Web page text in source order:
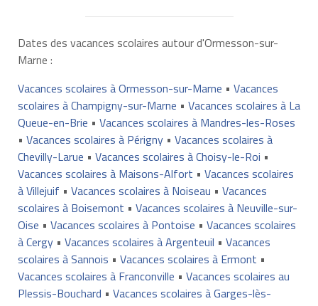
Dates des vacances scolaires autour d'Ormesson-sur-
Marne :
Vacances scolaires à Ormesson-sur-Marne • Vacances
scolaires à Champigny-sur-Marne • Vacances scolaires à La
Queue-en-Brie • Vacances scolaires à Mandres-les-Roses
• Vacances scolaires à Périgny• Vacances scolaires à
Chevilly-Larue • Vacances scolaires à Choisy-le-Roi •
Vacances scolaires à Maisons-Alfort • Vacances scolaires
à Villejuif • Vacances scolaires à Noiseau • Vacances
scolaires à Boisemont • Vacances scolaires à Neuville-sur-
Oise • Vacances scolaires à Pontoise • Vacances scolaires
à Cergy• Vacances scolaires à Argenteuil • Vacances
scolaires à Sannois • Vacances scolaires à Ermont •
Vacances scolaires à Franconville • Vacances scolaires au
Plessis-Bouchard • Vacances scolaires à Garges-lès-